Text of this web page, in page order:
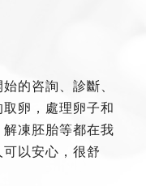
的咨詢、診斷、
卵，處理卵子和
凍胚胎等都在我
以安心，很舒